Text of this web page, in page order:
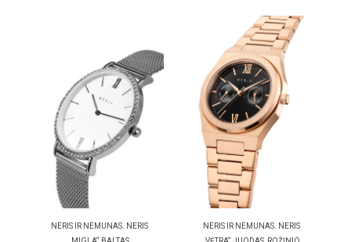
NERIS IR NEMUNAS. NERIS
NERIS IR NEMUNAS. NERIS